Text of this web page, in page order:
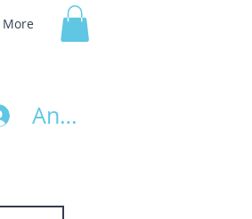
More
Anmelden